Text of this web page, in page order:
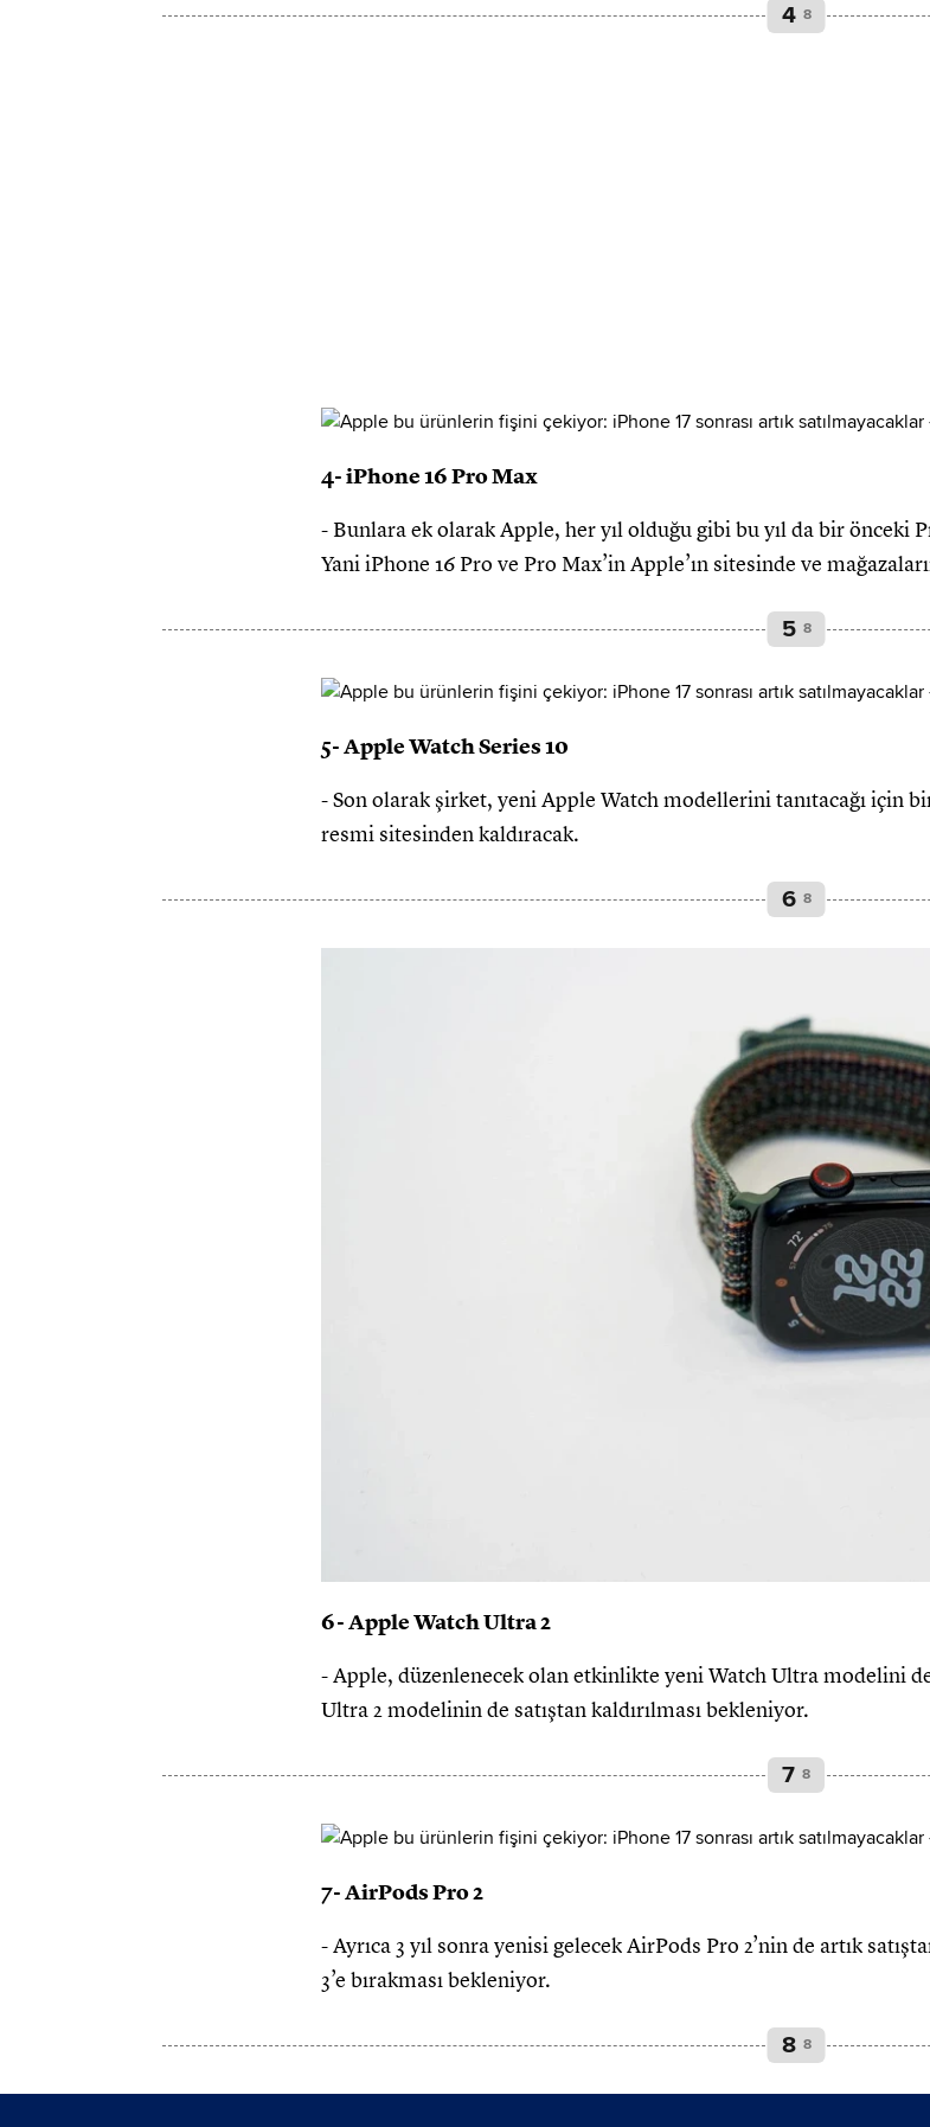
4 8
4- iPhone 16 Pro Max
- Bunlara ek olarak Apple, her yıl olduğu gibi bu yıl da bir önceki
Yani iPhone 16 Pro ve Pro Max’in Apple’ın sitesinde ve
5 8
5- Apple Watch Series 10
- Son olarak şirket, yeni Apple Watch modellerini tanıtacağı için
resmi sitesinden kaldıracak.
6 8
6- Apple Watch Ultra 2
- Apple, düzenlenecek olan etkinlikte yeni Watch Ultra modelini
Ultra 2 modelinin de satıştan kaldırılması bekleniyor.
7 8
7- AirPods Pro 2
- Ayrıca 3 yıl sonra yenisi gelecek AirPods Pro 2’nin de artık
3’e bırakması bekleniyor.
8 8